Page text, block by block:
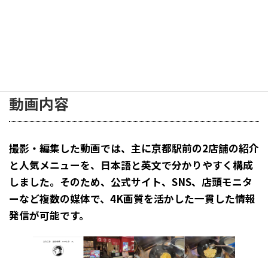
動画内容
撮影・編集した動画では、主に京都駅前の2店舗の紹介
と人気メニューを、日本語と英文で分かりやすく構成
しました。そのため、公式サイト、SNS、店頭モニタ
ーなど複数の媒体で、4K画質を活かした一貫した情報
発信が可能です。